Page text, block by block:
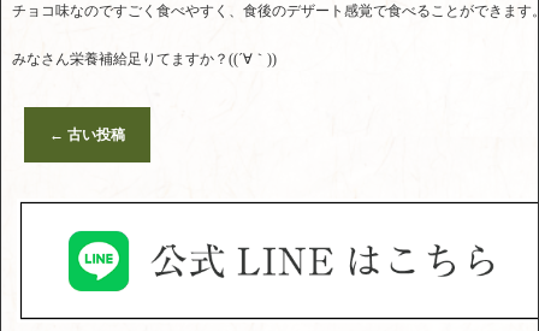
チョコ味なのですごく食べやすく、食後のデザート感覚で食べることができます
みなさん栄養補給足りてますか？((´∀｀))
← 古い投稿